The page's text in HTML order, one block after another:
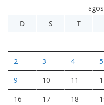
D
S T
2 3 4 5
9 10 11
16 17 18